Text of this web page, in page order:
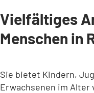
Vielfältiges
Menschen in
Sie bietet Kindern,
Erwachsenen im Alter